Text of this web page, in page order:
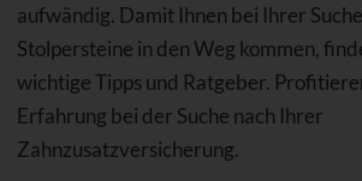
aufwändig. Damit Ihnen bei Ihrer
Stolpersteine in den Weg kommen,
wichtige Tipps und Ratgeber.
Erfahrung bei der Suche nach Ihrer
Zahnzusatzversicherung.